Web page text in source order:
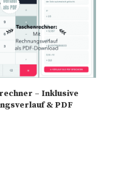
– Inklusive
& PDF